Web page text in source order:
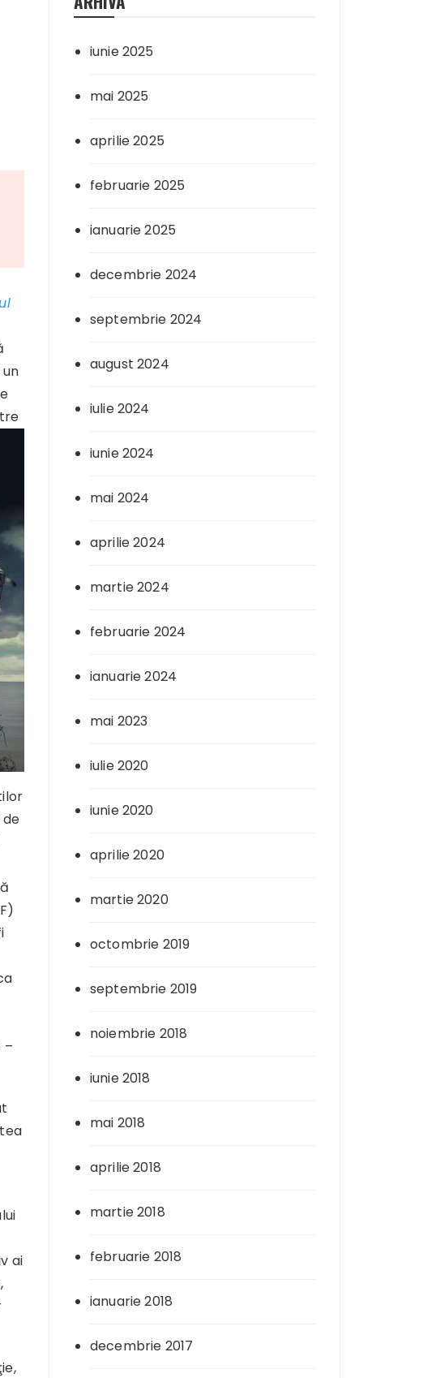
–
ai
iunie 2025
mai 2025
aprilie 2025
februarie 2025
ianuarie 2025
decembrie 2024
septembrie 2024
august 2024
iulie 2024
iunie 2024
mai 2024
aprilie 2024
martie 2024
februarie 2024
ianuarie 2024
mai 2023
iulie 2020
iunie 2020
aprilie 2020
martie 2020
octombrie 2019
septembrie 2019
noiembrie 2018
iunie 2018
mai 2018
aprilie 2018
martie 2018
februarie 2018
ianuarie 2018
decembrie 2017